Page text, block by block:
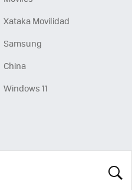
Xataka Movilidad
Samsung
China
Windows 11